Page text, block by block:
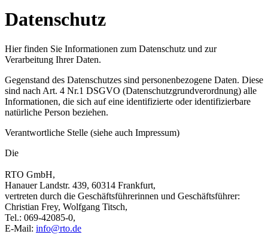
Datenschutz
Hier finden Sie Informationen zum Datenschutz und zur
Verarbeitung Ihrer Daten.
Gegenstand des Datenschutzes sind personenbezogene Daten. Diese
sind nach Art. 4 Nr.1 DSGVO (Datenschutzgrundverordnung) alle
Informationen, die sich auf eine identifizierte oder identifizierbare
natürliche Person beziehen.
Verantwortliche Stelle (siehe auch Impressum)
Die
RTO GmbH,
Hanauer Landstr. 439, 60314 Frankfurt,
vertreten durch die Geschäftsführerinnen und Geschäftsführer:
Christian Frey, Wolfgang Titsch,
Tel.: 069-42085-0,
E-Mail: info@rto.de